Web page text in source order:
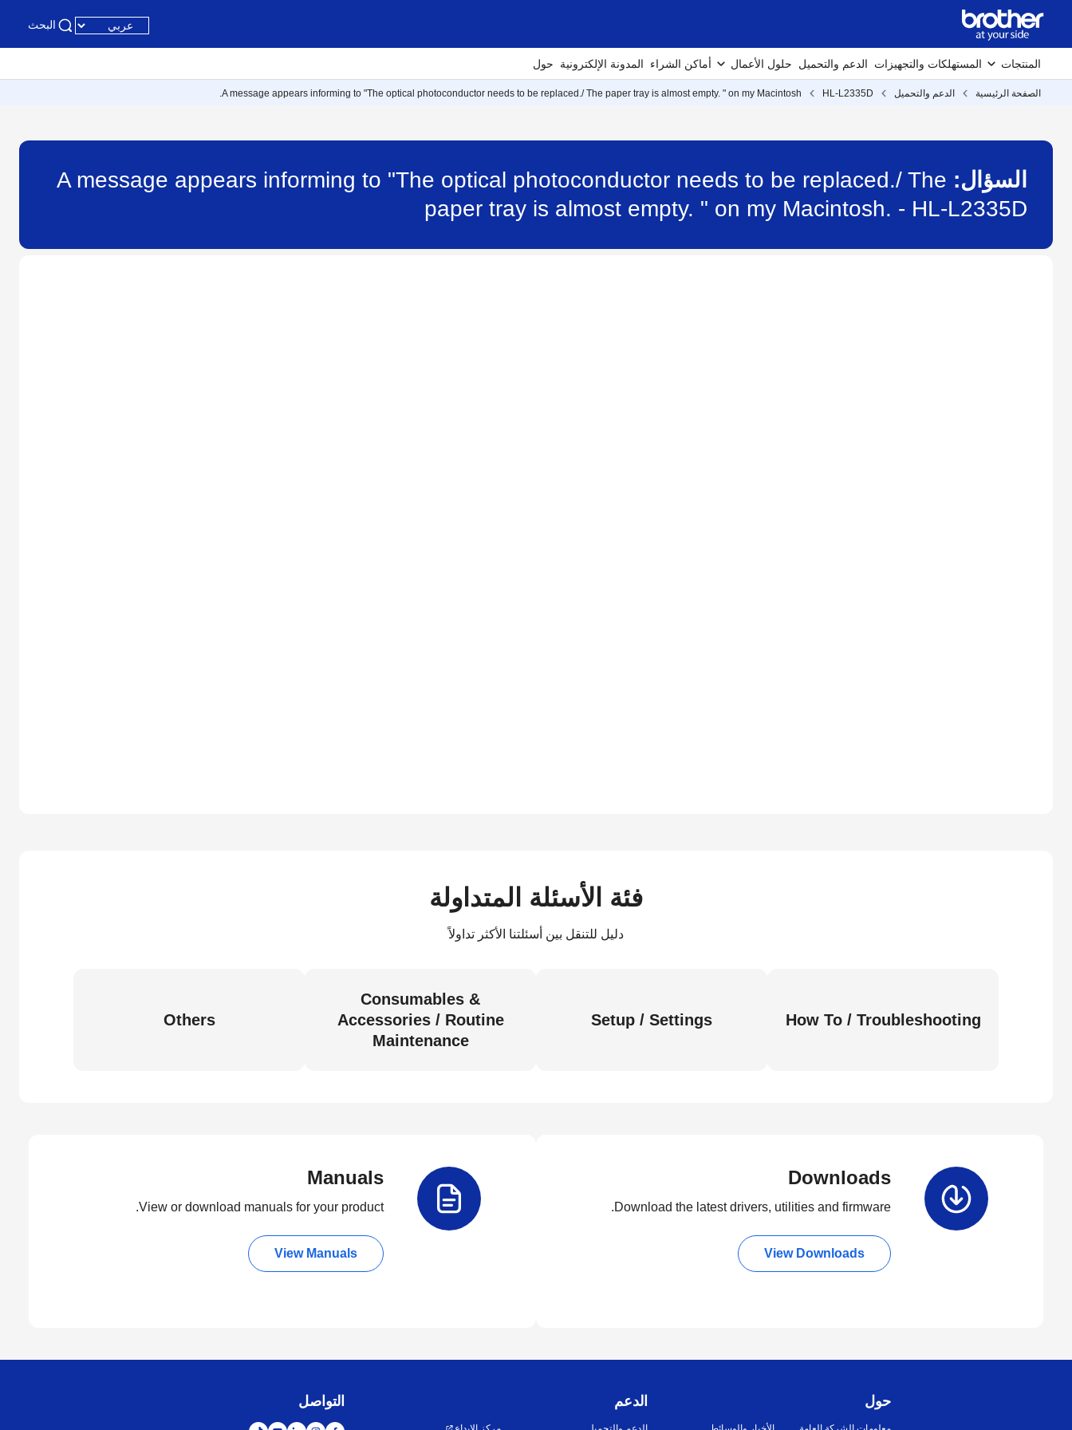
البحث
المنتجات المستهلكات والتجهيزات الدعم والتحميل حلول الأعمال أماكن الشراء المدونة الإلكترونية حول
الصفحة الرئيسية الدعم والتحميل HL-L2335D
A message appears informing to "The optical photoconductor needs to be replaced./ The paper tray is almost empty. " on my Macintosh.
السؤال: A message appears informing to "The optical photoconductor needs to be replaced./ The
paper tray is almost empty. " on my Macintosh. - HL-L2335D
فئة الأسئلة المتداولة
دليل للتنقل بين أسئلتنا الأكثر تداولاً
How To / Troubleshooting
Setup / Settings
Consumables &
Accessories / Routine
Maintenance
Others
Downloads
Download the latest drivers, utilities and firmware.
View Downloads
Manuals
View or download manuals for your product.
View Manuals
حول الدعم التواصل